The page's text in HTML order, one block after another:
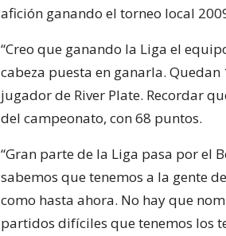
afición ganando el torneo local
“Creo que ganando la Liga el
cabeza puesta en ganarla.
jugador de River Plate. Recordar
del campeonato, con 68 puntos.
“Gran parte de la Liga pasa por el
sabemos que tenemos a la gente
como hasta ahora. No hay que
partidos difíciles que tenemos los